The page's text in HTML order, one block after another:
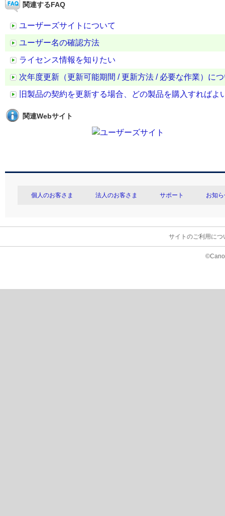
関連するFAQ
ユーザーズサイトについて
ユーザー名の確認方法
ライセンス情報を知りたい
次年度更新（更新可能期間 / 更新方法 / 必要な作業）に
旧製品の契約を更新する場合、どの製品を購入すればよ
関連Webサイト
個人のお客さま 法人のお客さま サポート お知
サイトのご利用につ